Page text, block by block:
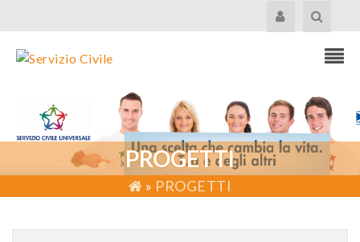
PROGETTI
» PROGETTI